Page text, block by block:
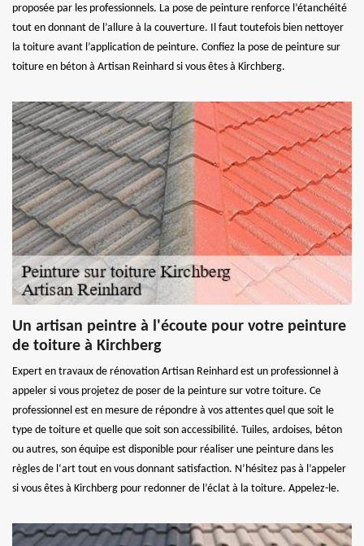
proposée par les professionnels. La pose de peinture renforce l’étanchéité
tout en donnant de l’allure à la couverture. Il faut toutefois bien nettoyer
la toiture avant l’application de peinture. Confiez la pose de peinture sur
toiture en béton à Artisan Reinhard si vous êtes à Kirchberg.
Un artisan peintre à l'écoute pour votre peinture
de toiture à Kirchberg
Expert en travaux de rénovation Artisan Reinhard est un professionnel à
appeler si vous projetez de poser de la peinture sur votre toiture. Ce
professionnel est en mesure de répondre à vos attentes quel que soit le
type de toiture et quelle que soit son accessibilité. Tuiles, ardoises, béton
ou autres, son équipe est disponible pour réaliser une peinture dans les
règles de l‘art tout en vous donnant satisfaction. N’hésitez pas à l’appeler
si vous êtes à Kirchberg pour redonner de l’éclat à la toiture. Appelez-le.